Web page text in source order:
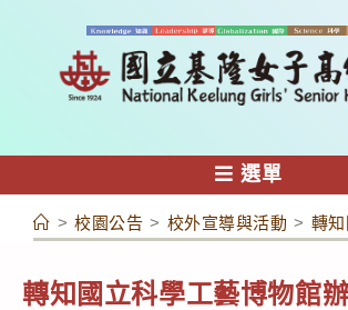
容
選單
> 校園公告 > 校外宣導與活動 > 轉
轉知國立科學工藝博物館